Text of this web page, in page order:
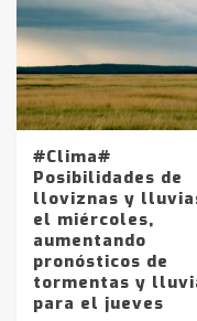
#Clima#
Posibilidades de
lloviznas y
el miércoles,
aumentando
pronósticos de
tormentas y
para el jueves
4
joven
5
Los
La
entre
6
La
Blanca
con
de la